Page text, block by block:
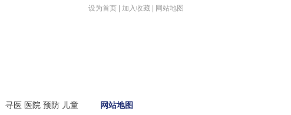
设为首页 加入收藏 网站地图
寻医 医院 预防 儿童
网站地图